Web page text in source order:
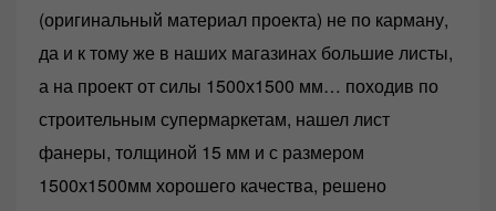
(оригинальный материал проекта) не по карману,
да и к тому же в наших магазинах большие листы,
а на проект от силы 1500х1500 мм… походив по
строительным супермаркетам, нашел лист
фанеры, толщиной 15 мм и с размером
1500х1500мм хорошего качества, решено